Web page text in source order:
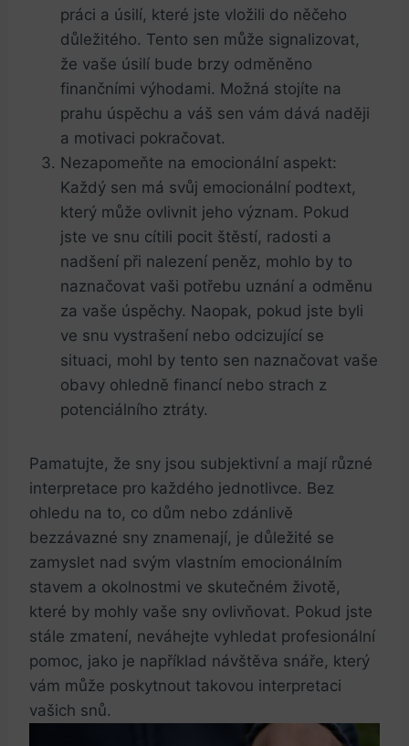
práci a úsilí, které jste vložili do něčeho⁤
důležitého. Tento⁣ sen‌ může signalizovat, ​
že vaše úsilí bude brzy odměněno
finančními výhodami. Možná stojíte na
prahu úspěchu a váš sen vám dává naději
a motivaci pokračovat.
Nezapomeňte ⁤na emocionální‍ aspekt:
Každý sen má svůj emocionální podtext,
který může ​ovlivnit jeho význam. Pokud
jste ve‌ snu cítili pocit štěstí, radosti a‌
nadšení při nalezení‌ peněz, mohlo by to⁤
naznačovat vaši potřebu uznání a odměnu
za vaše úspěchy. Naopak, pokud jste byli
ve snu vystrašení nebo odcizující se
situaci, mohl by tento sen naznačovat vaše
‍obavy ohledně ‍financí‌ nebo strach z
potenciálního ​ztráty.
Pamatujte, že⁤ sny jsou ‌subjektivní a mají různé
interpretace pro ⁤každého jednotlivce. Bez
ohledu ‍na⁣ to, co dům nebo zdánlivě
bezzávazné sny znamenají, je důležité se
zamyslet ​nad ​svým vlastním emocionálním
stavem a okolnostmi ve skutečném životě,
které by mohly⁣ vaše‍ sny ovlivňovat. Pokud jste
⁣stále zmatení, neváhejte⁢ vyhledat profesionální
pomoc, jako je například návštěva snáře, ⁤který
vám může poskytnout takovou interpretaci
vašich snů.